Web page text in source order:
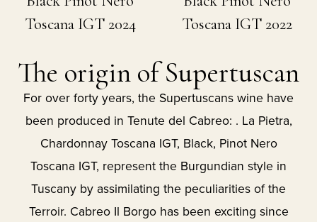
Toscana IGT 2024
Toscana IGT 2022
The origin of Supertuscan
For over forty years, the Supertuscans wine have
been produced in Tenute del Cabreo: . La Pietra,
Chardonnay Toscana IGT, Black, Pinot Nero
Toscana IGT, represent the Burgundian style in
Tuscany by assimilating the peculiarities of the
Terroir. Cabreo Il Borgo has been exciting since